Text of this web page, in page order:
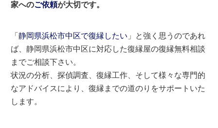
家へのご依頼が大切です。
「静岡県浜松市中区で復縁したい 」と強く思うのであれ
ば、静岡県浜松市中区に対応した復縁屋の復縁無料相談
までご相談下さい。
状況の分析、探偵調査、復縁工作、そして様々な専門的
なアドバイスにより、復縁までの道のりをサポートいた
します。